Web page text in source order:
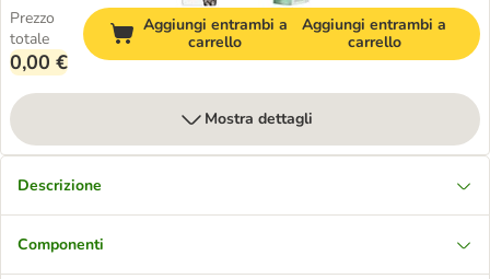
Prezzo
totale
0,00 €
Aggiungi entrambi a
carrello
Aggiungi entrambi a
carrello
Mostra dettagli
Descrizione
Componenti